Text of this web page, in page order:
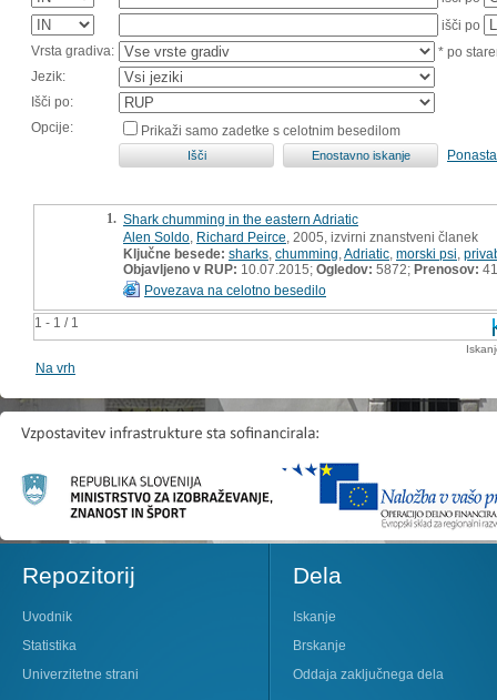
išči po
Vrsta gradiva:
* po
Jezik:
Išči po:
Opcije:
Prikaži samo zadetke s celotnim besedilom
1 - 1 / 1
1. Shark chumming in the eastern Adriatic
Alen Soldo Richard Peirce , 2005, izvirni znanstveni članek
Ključne besede: sharks chumming Adriatic morski psi
Objavljeno v RUP: 10.07.2015; Ogledov: 5872; Prenosov: 41
Povezava na celotno besedilo
Na vrh
Repozitorij
Uvodnik
Statistika
Univerzitetne strani
Dela
Iskanje
Brskanje
Oddaja zaključnega dela